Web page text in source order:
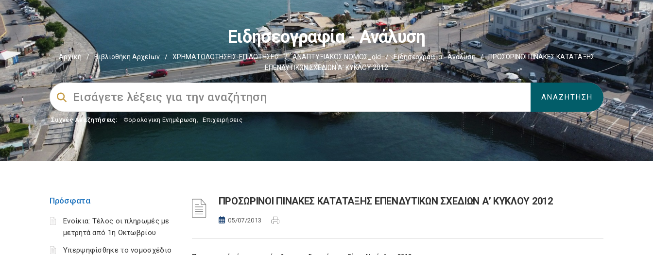
Ειδησεογραφία - Ανάλυση
Αρχική / Βιβλιοθήκη Αρχείων / ΧΡΗΜΑΤΟΔΟΤΗΣΕΙΣ-ΕΠΙΔΟΤΗΣΕΙΣ / ΑΝΑΠΤΥΞΙΑΚΟΣ ΝΟΜΟΣ_old / Ειδησεογραφία - Ανάλυση /
ΠΡΟΣΩΡΙΝΟΙ ΠΙΝΑΚΕΣ ΚΑΤΑΤΑΞΗΣ
ΕΠΕΝΔΥΤΙΚΩΝ ΣΧΕΔΙΩΝ Α’ ΚΥΚΛΟΥ 2012
Συχνές Αναζητήσεις: Φορολογικη Ενημέρωση, Επιχειρήσεις
Πρόσφατα
Ενοίκια: Τέλος οι πληρωμές με
μετρητά από 1η Οκτωβρίου
Υπερψηφίσθηκε το νομοσχέδιο
ΠΡΟΣΩΡΙΝΟΙ ΠΙΝΑΚΕΣ ΚΑΤΑΤΑΞΗΣ ΕΠΕΝΔΥΤΙΚΩΝ ΣΧΕΔΙΩΝ Α’ ΚΥΚΛΟΥ 2012
05/07/2013